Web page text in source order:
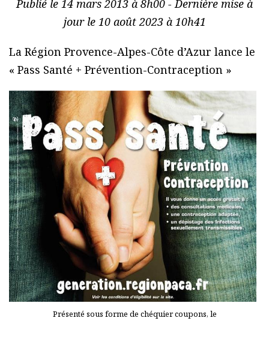
Publié le 14 mars 2013 à 8h00 - Dernière mise à
jour le 10 août 2023 à 10h41
La Région Provence-Alpes-Côte d’Azur lance le
« Pass Santé + Prévention-Contraception »
Présenté sous forme de chéquier coupons, le